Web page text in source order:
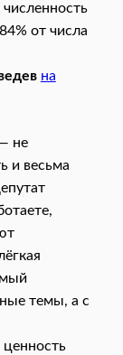
от числа
на
не
и весьма
темы, а с